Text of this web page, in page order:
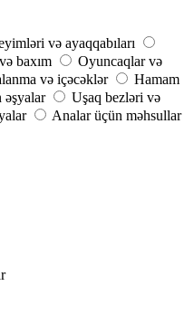
və ayaqqabıları
baxım
Oyuncaqlar və
və içəcəklər
Hamam
əşyalar
Uşaq bezləri və
Analar üçün məhsullar